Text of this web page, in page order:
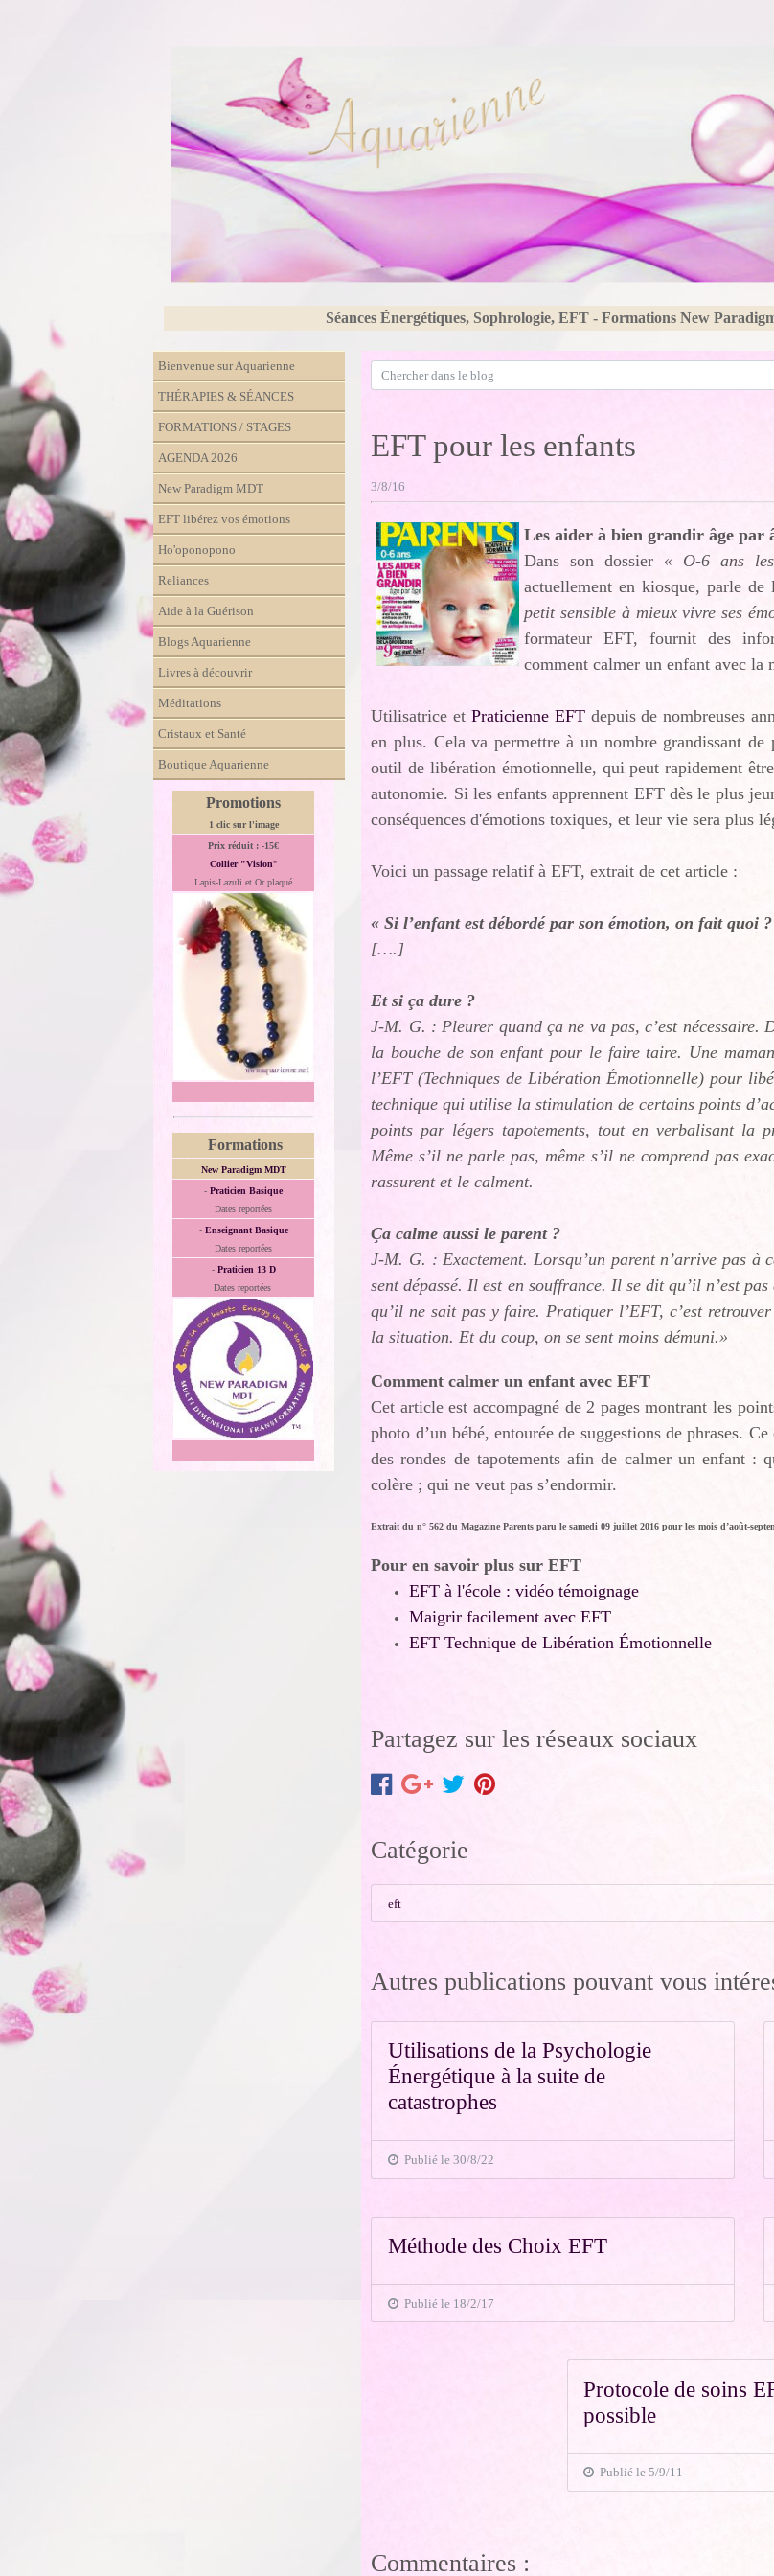
Séances Énergétiques, Sophrologie, EFT - Formations New
Bienvenue sur Aquarienne
THÉRAPIES & SÉANCES
FORMATIONS / STAGES
AGENDA 2026
New Paradigm MDT
EFT libérez vos émotions
Ho'oponopono
Reliances
Aide à la Guérison
Blogs Aquarienne
Livres à découvrir
Méditations
Cristaux et Santé
Boutique Aquarienne
Promotions
1 clic sur l'image
Prix réduit : -15€
Collier "Vision"
Lapis-Lazuli et Or plaqué
Formations
New Paradigm MDT
-Praticien Basique
Dates reportées
- Enseignant Basique
Dates reportées
- Praticien 13 D
Dates reportées
EFT pour les enfants
3/8/16
Les aider à bien grandir âge par
Dans son dossier « O-6 ans
actuellement en kiosque, parle
petit sensible à mieux vivre ses
formateur EFT, fournit des
comment calmer un enfant avec la
Utilisatrice et Praticienne EFTdepuis de nombreuses
en plus. Cela va permettre à un nombre grandissant
outil de libération émotionnelle, qui peut rapidement
autonomie. Si les enfants apprennent EFT dès le plus
conséquences d'émotions toxiques, et leur vie sera plus
Voici un passage relatif à EFT, extrait de cet article :
« Si l’enfant est débordé par son émotion, on fait quoi ?
[….]
Et si ça dure ?
J-M. G. : Pleurer quand ça ne va pas, c’est nécessaire.
la bouche de son enfant pour le faire taire. Une
l’EFT (Techniques de Libération Émotionnelle) pour
technique qui utilise la stimulation de certains points
points par légers tapotements, tout en verbalisant la
Même s’il ne parle pas, même s’il ne comprend pas
rassurent et le calment.
Ça calme aussi le parent ?
J-M. G. : Exactement. Lorsqu’un parent n’arrive pas à
sent dépassé. Il est en souffrance. Il se dit qu’il n’est
qu’il ne sait pas y faire. Pratiquer l’EFT, c’est
la situation. Et du coup, on se sent moins démuni.»
Comment calmer un enfant avec EFT
Cet article est accompagné de 2 pages montrant les
photo d’un bébé, entourée de suggestions de phrases.
des rondes de tapotements afin de calmer un enfant :
colère ; qui ne veut pas s’endormir.
Extrait du n° 562 du Magazine Parents paru le samedi 09 juillet 2016 pour les mois d’août-
Pour en savoir plus sur EFT
EFT à l'école : vidéo témoignage
Maigrir facilement avec EFT
EFT Technique de Libération Émotionnelle
Partagez sur les réseaux sociaux
Catégorie
eft
Autres publications pouvant vous
Utilisations de la Psychologie
Énergétique à la suite de
catastrophes
Publié le 30/8/22
Méthode des Choix EFT
Publié le 18/2/17
Protocole de soins
possible
Publié le 5/9/11
Commentaires :